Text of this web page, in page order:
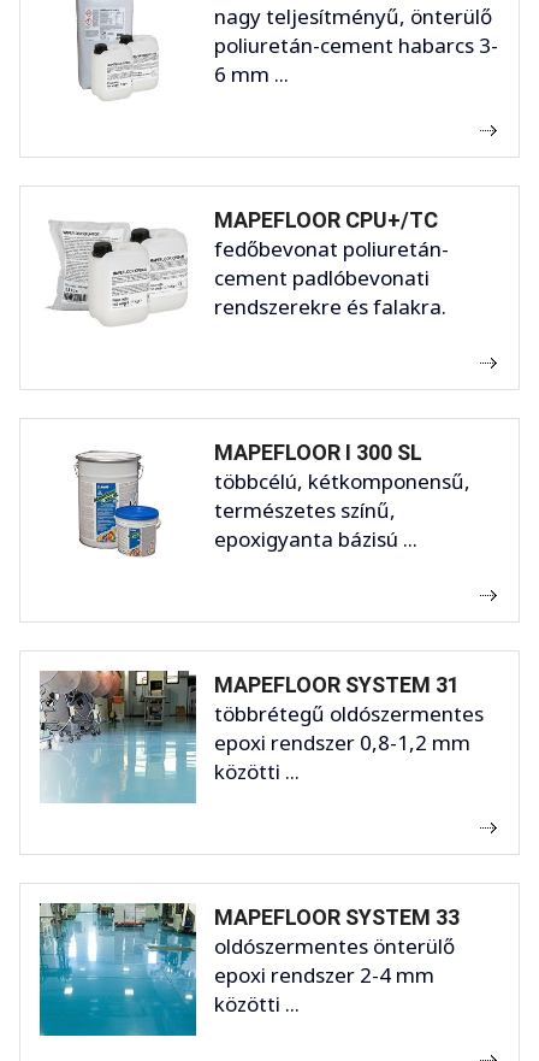
nagy teljesítményű, önterülő
poliuretán-cement habarcs 3-
6 mm ...
MAPEFLOOR CPU+/TC
fedőbevonat poliuretán-
cement padlóbevonati
rendszerekre és falakra.
MAPEFLOOR I 300 SL
többcélú, kétkomponensű,
természetes színű,
epoxigyanta bázisú ...
MAPEFLOOR SYSTEM 31
többrétegű oldószermentes
epoxi rendszer 0,8-1,2 mm
közötti ...
MAPEFLOOR SYSTEM 33
oldószermentes önterülő
epoxi rendszer 2-4 mm
közötti ...